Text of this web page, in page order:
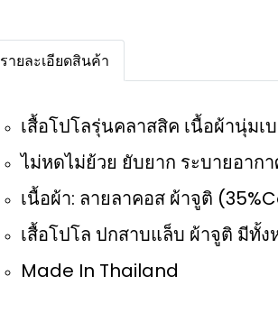
รายละเอียดสินค้า
เสื้อโปโลรุ่นคลาสสิค เนื้อผ้านุ่ม
ไม่หดไม่ย้วย ยับยาก ระบายอาก
เนื้อผ้า: ลายลาคอส ผ้าจูติ
เสื้อโปโล ปกสาบแล็บ ผ้าจูติ มีทั้ง
Made In Thailand